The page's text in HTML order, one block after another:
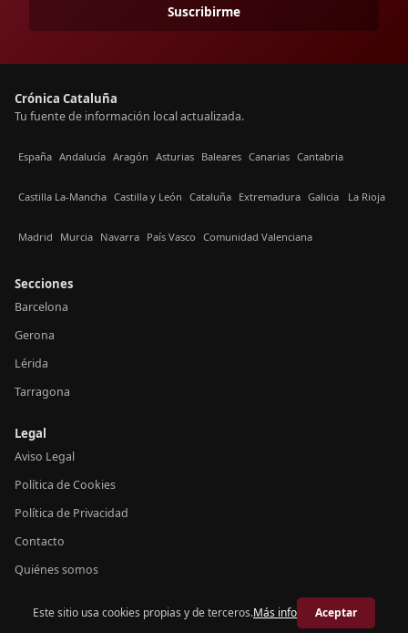
Suscribirme
Crónica Cataluña
Tu fuente de información local actualizada.
España Andalucía Aragón Asturias Baleares Canarias Cantabria
Castilla La-Mancha Castilla y León Cataluña Extremadura Galicia La Rioja
Madrid Murcia Navarra País Vasco Comunidad Valenciana
Secciones
Barcelona
Gerona
Lérida
Tarragona
Legal
Aviso Legal
Política de Cookies
Política de Privacidad
Contacto
Quiénes somos
© 2026 Crónica Cataluña
Este sitio usa cookies propias y de terceros.Más info Aceptar